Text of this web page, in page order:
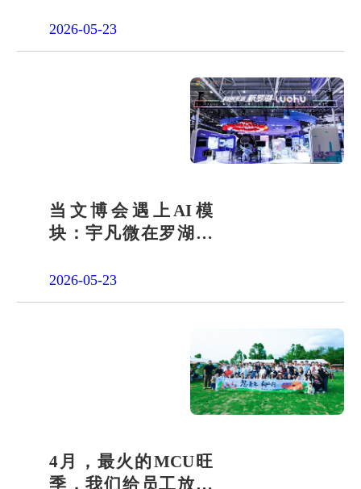
2026-05-23
当文博会遇上AI模
块：宇凡微在罗湖展
答卷
2026-05-23
4月，最火的MCU旺
季，我们给员工放了